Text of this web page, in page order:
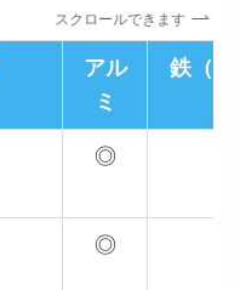
スクロールできます
アル
ミ
鉄（
◎
◎